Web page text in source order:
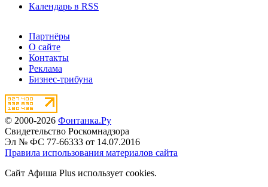
Календарь в RSS
Партнёры
О сайте
Контакты
Реклама
Бизнес-трибуна
© 2000-2026 Фонтанка.Ру
Свидетельство Роскомнадзора
Эл № ФС 77-66333 от 14.07.2016
Правила использования материалов сайта
Сайт Афиша Plus использует cookies.